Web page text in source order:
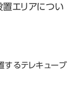
置エリアについ
するテレキューブ